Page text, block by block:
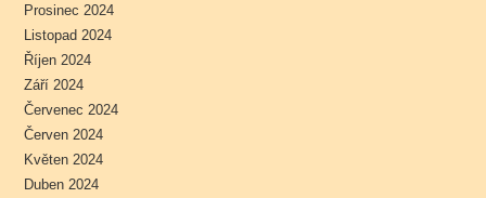
Prosinec 2024
Listopad 2024
Říjen 2024
Září 2024
Červenec 2024
Červen 2024
Květen 2024
Duben 2024